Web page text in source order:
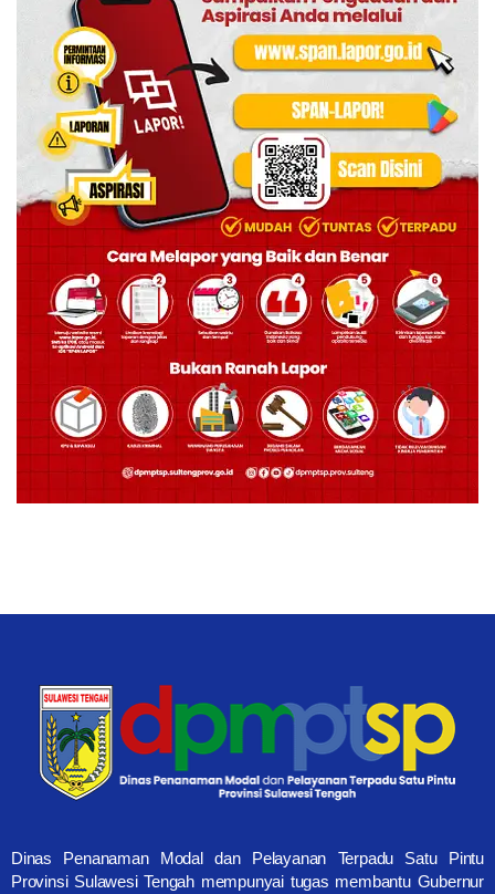
Dinas Penanaman Modal dan Pelayanan Terpadu Satu Pintu
Provinsi Sulawesi Tengah mempunyai tugas membantu Gubernur